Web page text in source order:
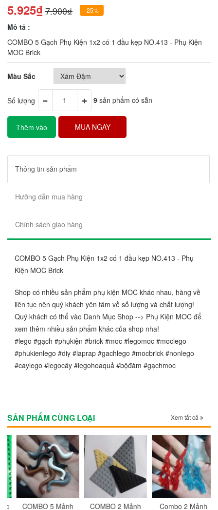
5.925₫7.900₫ -25%
Mô tả :
COMBO 5 Gạch Phụ Kiện 1x2 có 1 đầu kẹp NO.413 - Phụ Kiện
MOC Brick
Màu Sắc
Số lượng 9 sản phẩm có sẵn
Thêm vào MUA NGAY
Thông tin sản phẩm
Hưỡng dẫn mua hàng
Chính sách giao hàng
COMBO 5 Gạch Phụ Kiện 1x2 có 1 đầu kẹp NO.413 - Phụ
Kiện MOC Brick
Shop có nhiều sản phẩm phụ kiện MOC khác nhau, hàng về
liên tục nên quý khách yên tâm về số lượng và chất lượng!
Quý khách có thể vào Danh Mục Shop --> Phụ Kiện MOC để
xem thêm nhiều sản phẩm khác của shop nha!
#lego #gạch #phụkiện #brick #moc #legomoc #moclego
#phukienlego #diy #laprap #gachlego #mocbrick #nonlego
#caylego #legocây #legohoaquả #bộđàm #gạchmoc
SẢN PHẨM CÙNG LOẠI Xem tất cả
COMBO 5 Mảnh COMBO 2 Mảnh Combo 2 Mảnh